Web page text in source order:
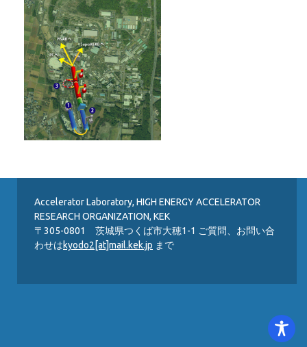
Accelerator Laboratory, HIGH ENERGY ACCELERATOR
RESEARCH ORGANIZATION, KEK
〒305-0801 茨城県つくば市大穂1-1 ご質問、お問い合
わせはkyodo2[at]mail.kek.jp まで